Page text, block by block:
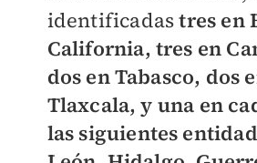
identificadastres en
California, tres en
dos en Tabasco, dos
Tlaxcala, y una en
las siguientes